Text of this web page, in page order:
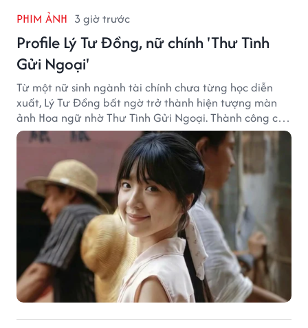
PHIM ẢNH 3 giờ trước
Profile Lý Tư Đồng, nữ chính 'Thư Tình
Gửi Ngoại'
Từ một nữ sinh ngành tài chính chưa từng học diễn
xuất, Lý Tư Đồng bất ngờ trở thành hiện tượng màn
ảnh Hoa ngữ nhờ Thư Tình Gửi Ngoại. Thành công của
bộ phim doanh thu hơn 8.100 tỷ đồng đã mở ra bước
ngoặt lớn trong cuộc đời cô gái sinh năm 2004.